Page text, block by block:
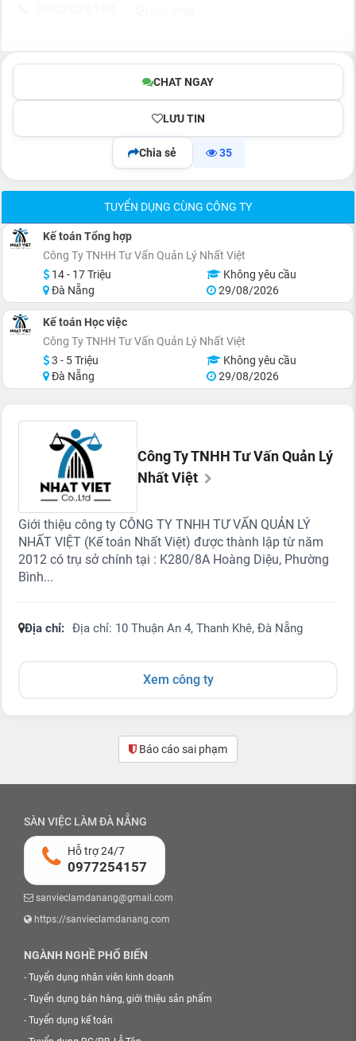
CHAT NGAY
LƯU TIN
Chia sẻ 35
TUYỂN DỤNG CÙNG CÔNG TY
Kế toán Tổng hợp
Công Ty TNHH Tư Vấn Quản Lý Nhất Việt
14 - 17 Triệu
Không yêu cầu
Đà Nẵng
29/08/2026
Kế toán Học việc
Công Ty TNHH Tư Vấn Quản Lý Nhất Việt
3 - 5 Triệu
Không yêu cầu
Đà Nẵng
29/08/2026
Công Ty TNHH Tư Vấn Quản Lý
Nhất Việt
Giới thiệu công ty CÔNG TY TNHH TƯ VẤN QUẢN LÝ
NHẤT VIỆT (Kế toán Nhất Việt) được thành lập từ năm
2012 có trụ sở chính tại : K280/8A Hoàng Diệu, Phường
Bình...
Địa chỉ: Địa chỉ: 10 Thuận An 4, Thanh Khê, Đà Nẵng
Xem công ty
Báo cáo sai phạm(0)
SÀN VIỆC LÀM ĐÀ NẴNG
Hỗ trợ 24/7
0977254157
sanvieclamdanang@gmail.com
https://sanvieclamdanang.com
NGÀNH NGHỀ PHỔ BIẾN
- Tuyển dụng nhân viên kinh doanh
- Tuyển dụng bán hàng, giới thiệu sản phẩm
- Tuyển dụng kế toán